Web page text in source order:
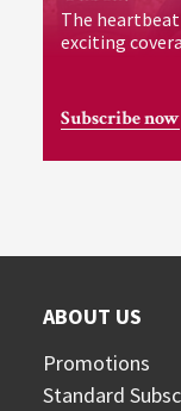
The
exciting
Subscribe now
ABOUT US
Promotions
Standard